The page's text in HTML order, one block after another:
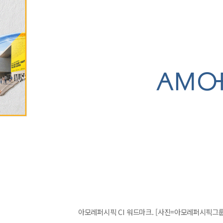
아모레퍼시픽 CI 워드마크. [사진=아모레퍼시픽그